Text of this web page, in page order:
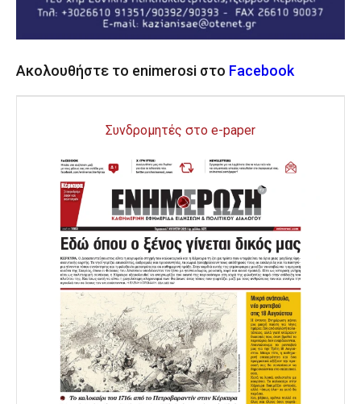
Ακολουθήστε το enimerosi στο Facebook
Συνδρομητές στο e-paper